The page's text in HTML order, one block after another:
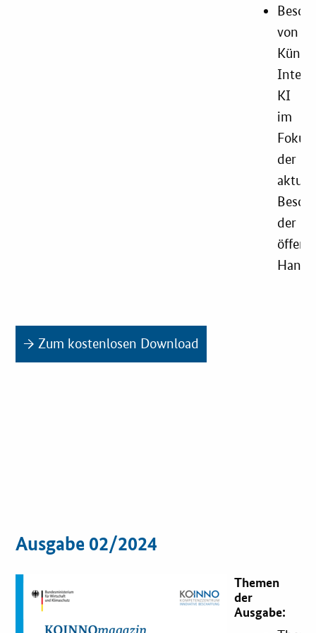
von
KI
im
Fokus
der
der
Hand
→ Zum kostenlosen Download
Ausgabe 02/2024
Themen
der
Ausgabe: